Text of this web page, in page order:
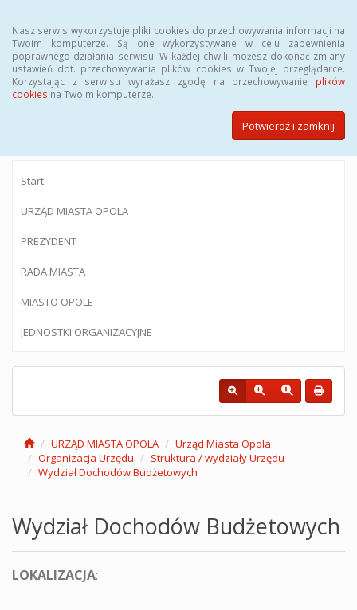
Nasz serwis wykorzystuje pliki cookies do przechowywania informacji na
Twoim komputerze. Są one wykorzystywane w celu zapewnienia
poprawnego działania serwisu. W każdej chwili możesz dokonać zmiany
ustawień dot. przechowywania plików cookies w Twojej przeglądarce.
Korzystając z serwisu wyrażasz zgodę na przechowywanie plików
cookies na Twoim komputerze.
Potwierdź i zamknij
BIULETYN INFORMACJI PUBLICZNEJ
Urzędu Miasta Opola
Start
URZĄD MIASTA OPOLA
PREZYDENT
RADA MIASTA
MIASTO OPOLE
JEDNOSTKI ORGANIZACYJNE
URZĄD MIASTA OPOLA
Urząd Miasta Opola
Organizacja Urzędu
Struktura / wydziały Urzędu
Wydział Dochodów Budżetowych
Wydział Dochodów Budżetowych
LOKALIZACJA: